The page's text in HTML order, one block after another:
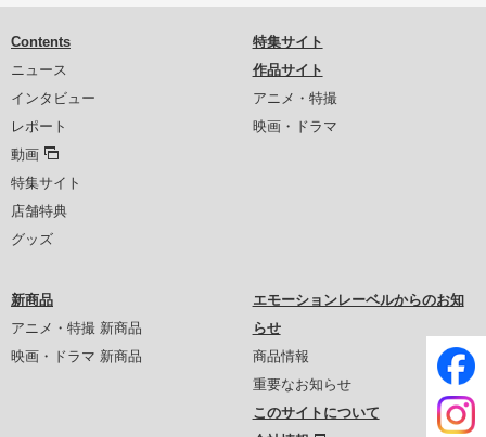
Contents
ニュース
インタビュー
レポート
動画
特集サイト
店舗特典
グッズ
特集サイト
作品サイト
アニメ・特撮
映画・ドラマ
新商品
アニメ・特撮 新商品
映画・ドラマ 新商品
エモーションレーベルからのお知
らせ
商品情報
重要なお知らせ
このサイトについて